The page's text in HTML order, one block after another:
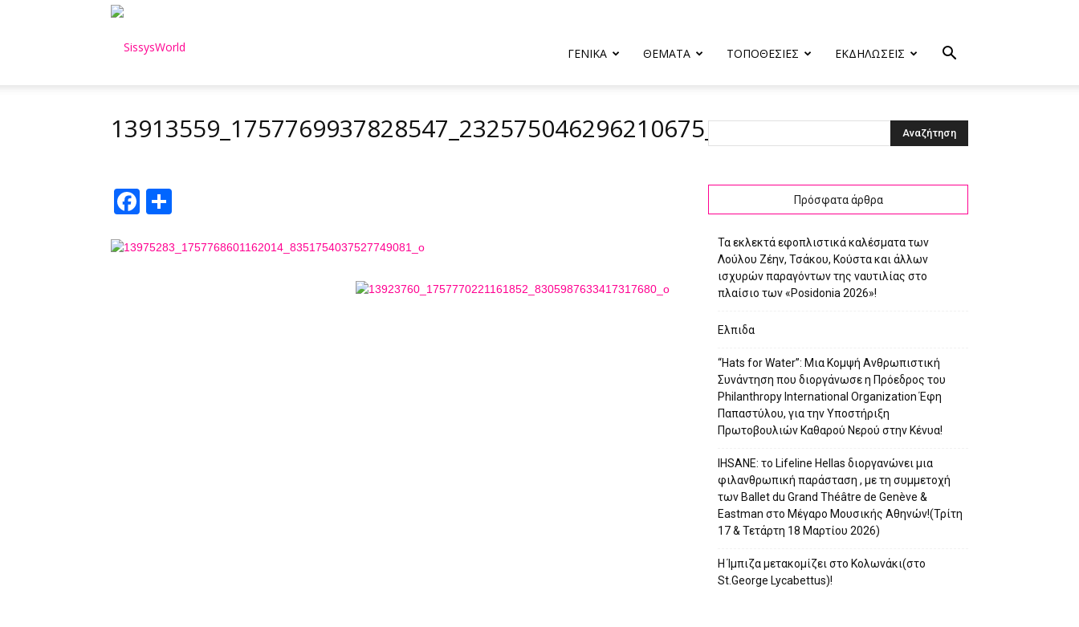
ΓΕΝΙΚΑ ΘΕΜΑΤΑ ΤΟΠΟΘΕΣΙΕΣ ΕΚΔΗΛΩΣΕΙΣ
13913559_1757769937828547_232575046296210675_O
Facebook Πρόσφατα άρθρα
Τα εκλεκτά εφοπλιστικά καλέσματα των
Λούλου Ζέην, Τσάκου, Κούστα και άλλων
ισχυρών παραγόντων της ναυτιλίας στο
πλαίσιο των «Posidonia 2026»!
Ελπιδα
“Hats for Water”: Μια Κομψή Ανθρωπιστική
Συνάντηση που διοργάνωσε η Πρόεδρος του
Philanthropy International Organization Έφη
Παπαστύλου, για την Υποστήριξη
Πρωτοβουλιών Καθαρού Νερού στην Κένυα!
IHSANE: το Lifeline Hellas διοργανώνει μια
φιλανθρωπική παράσταση , με τη συμμετοχή
των Ballet du Grand Théâtre de Genève &
Eastman στο Μέγαρο Μουσικής Αθηνών!(Τρίτη
17 & Τετάρτη 18 Μαρτίου 2026)
Η Ίμπιζα μετακομίζει στο Κολωνάκι(στο
St.George Lycabettus)!